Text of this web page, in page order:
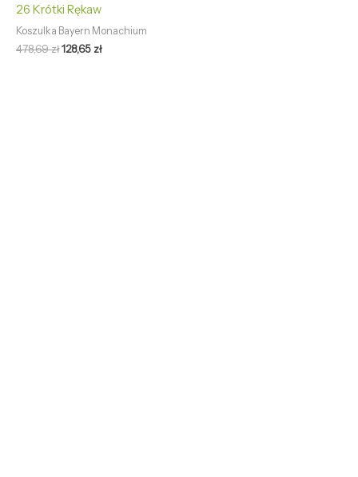
26 Krótki Rękaw
Koszulka Bayern Monachium
478,69zł128,65 zł